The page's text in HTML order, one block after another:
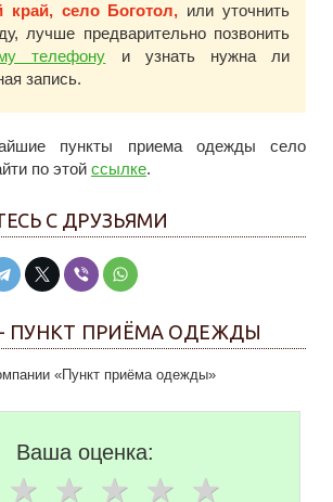
край, село Боготол, или уточнить
лучше предварительно позвонить
телефону и узнать нужна ли
запись.
пункты приема одежды село
по этой ссылке.
С ДРУЗЬЯМИ
ПУНКТ ПРИЁМА ОДЕЖДЫ
«Пункт приёма одежды»
Ваша оценка: